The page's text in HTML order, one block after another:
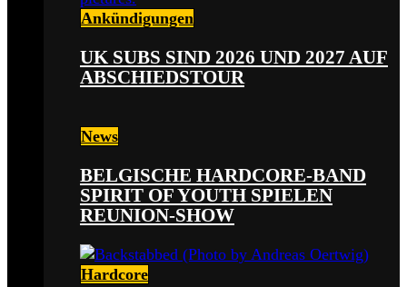
Ankündigungen
UK SUBS SIND 2026 UND 2027 AUF
ABSCHIEDSTOUR
News
BELGISCHE HARDCORE-BAND
SPIRIT OF YOUTH SPIELEN
REUNION-SHOW
Hardcore